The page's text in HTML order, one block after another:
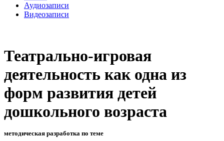
Аудиозаписи
Видеозаписи
Театрально-игровая
деятельность как одна из
форм развития детей
дошкольного возраста
методическая разработка по теме